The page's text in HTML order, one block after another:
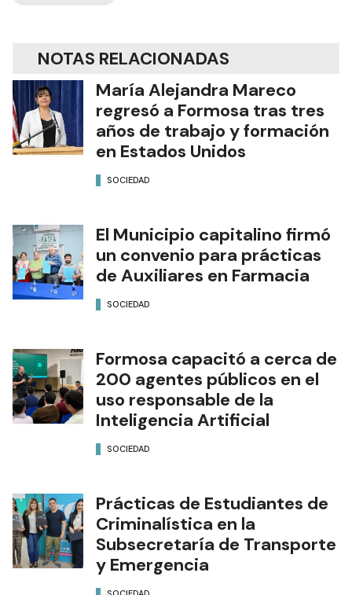
NOTAS RELACIONADAS
María Alejandra Mareco
regresó a Formosa tras tres
años de trabajo y formación
en Estados Unidos
El Municipio capitalino firmó
un convenio para prácticas
de Auxiliares en Farmacia
Formosa capacitó a cerca de
200 agentes públicos en el
uso responsable de la
Inteligencia Artificial
Prácticas de Estudiantes de
Criminalística en la
Subsecretaría de Transporte